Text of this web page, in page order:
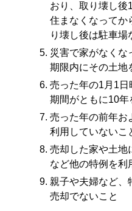
おり、取り壊し後
住まなくなってか
り壊し後は駐車場
災害で家がなくな
期限内にその土地
売った年の1月1
期間がともに10年
売った年の前年お
利用していないこ
売却した家や土地
など他の特例を利
親子や夫婦など、
売却でないこと